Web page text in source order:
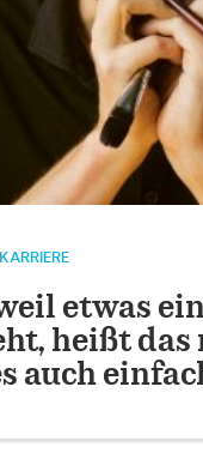
etwas
heißt das
auch